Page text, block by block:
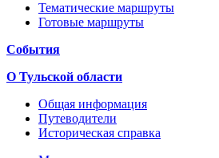
Тематические маршруты
Готовые маршруты
События
О Тульской области
Общая информация
Путеводители
Историческая справка